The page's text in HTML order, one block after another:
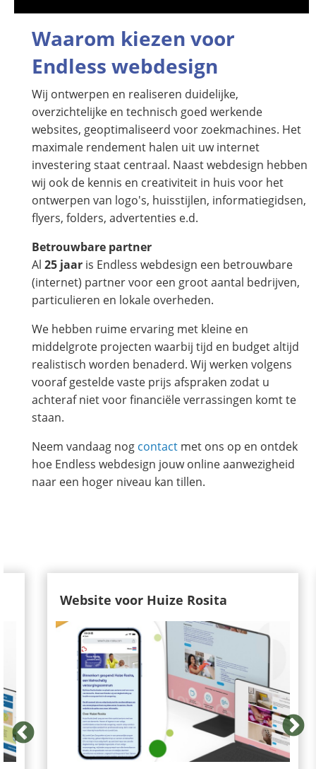
Waarom kiezen voor
Endless webdesign
Wij ontwerpen en realiseren duidelijke,
overzichtelijke en technisch goed werkende
websites, geoptimaliseerd voor zoekmachines. Het
maximale rendement halen uit uw internet
investering staat centraal. Naast webdesign hebben
wij ook de kennis en creativiteit in huis voor het
ontwerpen van logo's, huisstijlen, informatiegidsen,
flyers, folders, advertenties e.d.
Betrouwbare partner
Al 25 jaar is Endless webdesign een betrouwbare
(internet) partner voor een groot aantal bedrijven,
particulieren en lokale overheden.
We hebben ruime ervaring met kleine en
middelgrote projecten waarbij tijd en budget altijd
realistisch worden benaderd. Wij werken volgens
vooraf gestelde vaste prijs afspraken zodat u
achteraf niet voor financiële verrassingen komt te
staan.
Neem vandaag nog contact met ons op en ontdek
hoe Endless webdesign jouw online aanwezigheid
naar een hoger niveau kan tillen.
Website voor Huize Rosita